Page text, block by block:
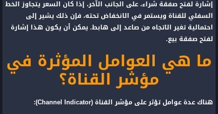
إشارة لفتح صفقة شراء، على الجانب الآخر، إذا كان السعر يتجاوز الخط
السفلي للقناة ويستمر في الانخفاض تحته، فإن ذلك يشير إلى
احتمالية تغير الاتجاه من صاعد إلى هابط. يمكن أن يكون هذا إشارة
لفتح صفقة بيع.
ما هي العوامل المؤثرة في
مؤشر القناة؟
هناك عدة عوامل تؤثر على مؤشر القناة (Channel Indicator):